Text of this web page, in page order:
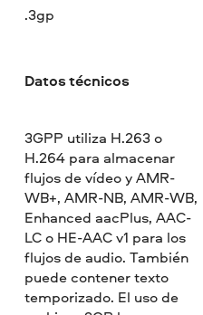
.3gp
Datos técnicos
3GPP utiliza H.263 o
H.264 para almacenar
flujos de vídeo y AMR-
WB+, AMR-NB, AMR-WB,
Enhanced aacPlus, AAC-
LC o HE-AAC v1 para los
flujos de audio. También
puede contener texto
temporizado. El uso de